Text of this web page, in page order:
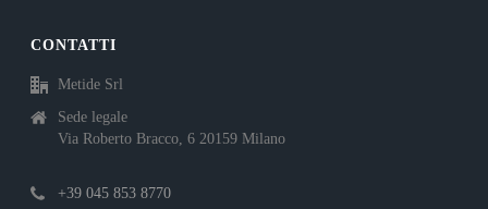
CONTATTI
Metide Srl
Sede legale
Via Roberto Bracco, 6 20159 Milano
+39 045 853 8770